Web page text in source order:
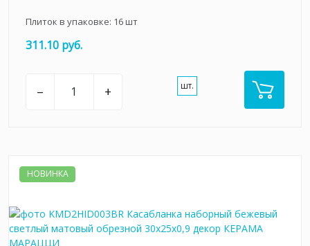
Плиток в упаковке: 16шт
311.10 руб.
– + шт.
НОВИНКА